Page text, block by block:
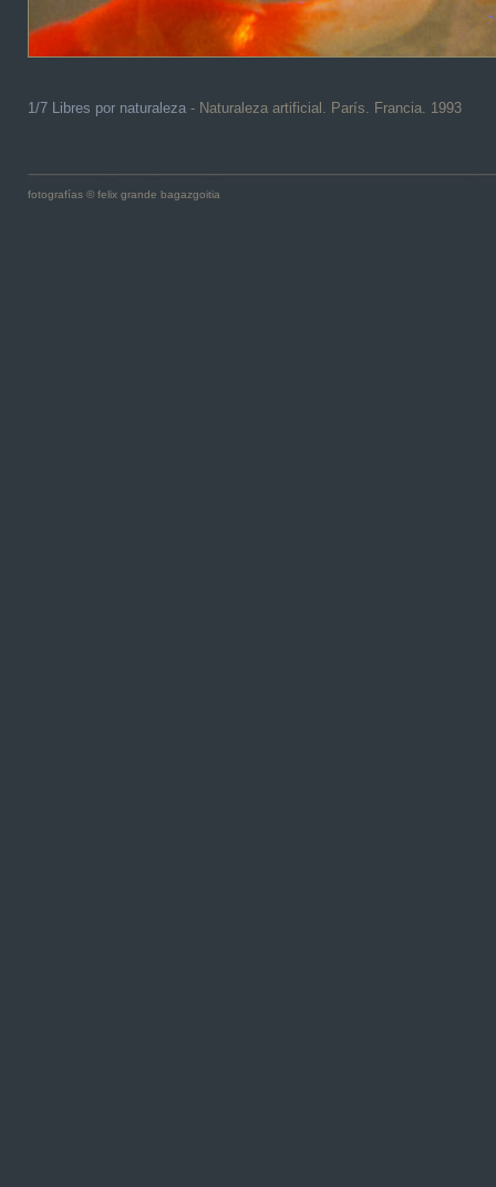
1/7 Libres por naturaleza - Naturaleza artificial. París. Francia. 1993
fotografías © felix grande bagazgoitia